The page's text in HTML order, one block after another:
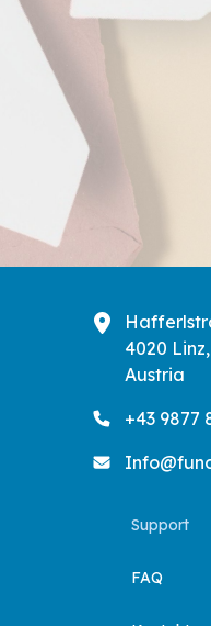
4020 Linz,
Austria
+43 9877
Support
FAQ